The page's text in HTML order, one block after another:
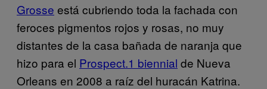
Grosse está cubriendo toda la fachada con
feroces pigmentos rojos y rosas, no muy
distantes de la casa bañada de naranja que
hizo para el Prospect.1 biennial de Nueva
Orleans en 2008 a raíz del huracán Katrina.